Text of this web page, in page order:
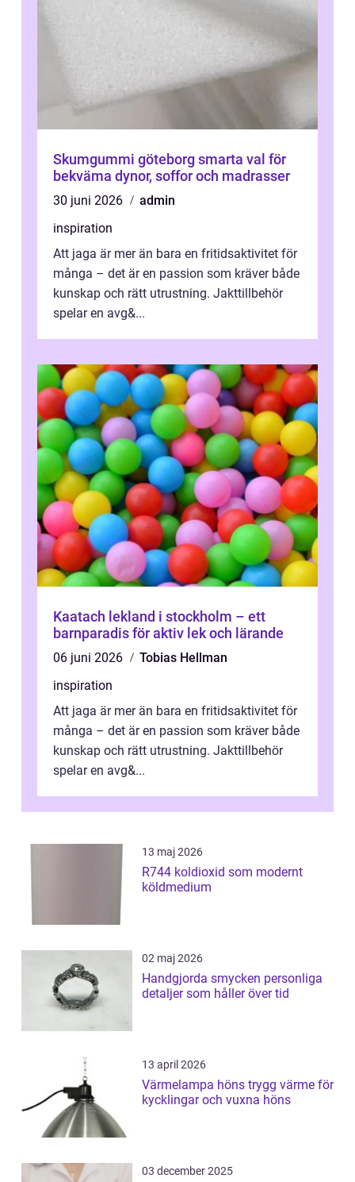
Skumgummi göteborg smarta val för
bekväma dynor, soffor och madrasser
30 juni 2026
admin
inspiration
Att jaga är mer än bara en fritidsaktivitet för
många – det är en passion som kräver både
kunskap och rätt utrustning. Jakttillbehör
spelar en avg&...
Kaatach lekland i stockholm – ett
barnparadis för aktiv lek och lärande
06 juni 2026
Tobias Hellman
inspiration
Att jaga är mer än bara en fritidsaktivitet för
många – det är en passion som kräver både
kunskap och rätt utrustning. Jakttillbehör
spelar en avg&...
13 maj 2026
R744 koldioxid som modernt
köldmedium
02 maj 2026
Handgjorda smycken personliga
detaljer som håller över tid
13 april 2026
Värmelampa höns trygg värme för
kycklingar och vuxna höns
03 december 2025